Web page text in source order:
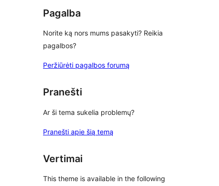
Pagalba
Norite ką nors mums pasakyti? Reikia
pagalbos?
Peržiūrėti pagalbos forumą
Pranešti
Ar ši tema sukelia problemų?
Pranešti apie šią temą
Vertimai
This theme is available in the following